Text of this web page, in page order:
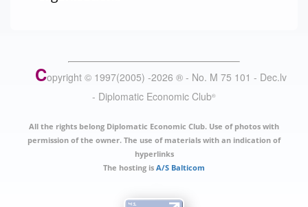
Copyright © 1997(2005) -2026 ® - No. M 75 101 - Dec.lv
- Diplomatic Economic Club®
All the rights belong Diplomatic Economic Club. Use of photos with
permission of the owner. The use of materials with an indication of
hyperlinks
The hosting is A/S Balticom